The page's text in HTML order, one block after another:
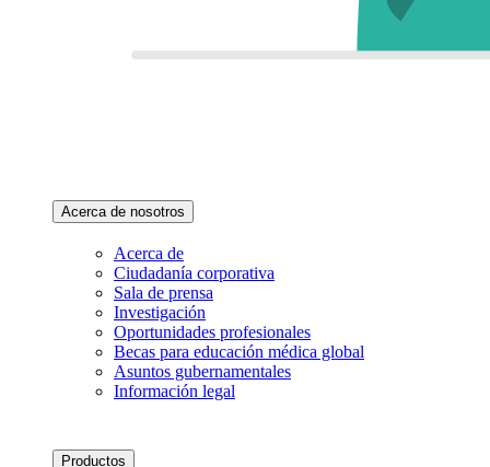
Acerca de nosotros
Acerca de
Ciudadanía corporativa
Sala de prensa
Investigación
Oportunidades profesionales
Becas para educación médica global
Asuntos gubernamentales
Información legal
Productos